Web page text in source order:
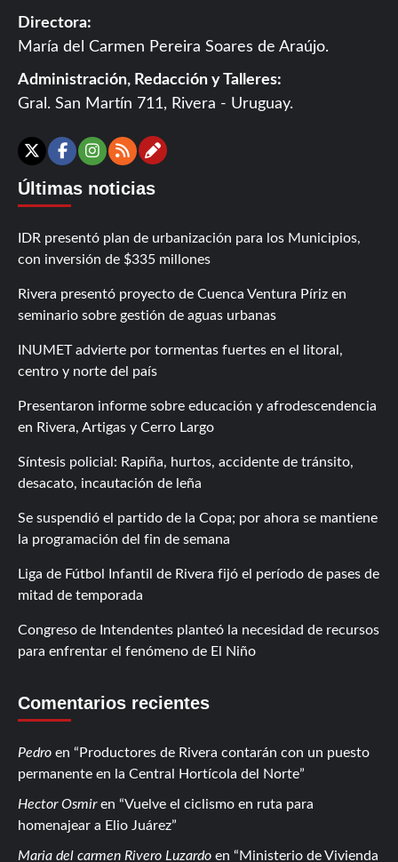
Directora:
María del Carmen Pereira Soares de Araújo.
Administración, Redacción y Talleres:
Gral. San Martín 711, Rivera - Uruguay.
X Facebook
Instagram
RSSContáctanos
Últimas noticias
IDR presentó plan de urbanización para los Municipios,
con inversión de $335 millones
Rivera presentó proyecto de Cuenca Ventura Píriz en
seminario sobre gestión de aguas urbanas
INUMET advierte por tormentas fuertes en el litoral,
centro y norte del país
Presentaron informe sobre educación y afrodescendencia
en Rivera, Artigas y Cerro Largo
Síntesis policial: Rapiña, hurtos, accidente de tránsito,
desacato, incautación de leña
Se suspendió el partido de la Copa; por ahora se mantiene
la programación del fin de semana
Liga de Fútbol Infantil de Rivera fijó el período de pases de
mitad de temporada
Congreso de Intendentes planteó la necesidad de recursos
para enfrentar el fenómeno de El Niño
Comentarios recientes
Pedro en
Productores de Rivera contarán con un puesto
permanente en la Central Hortícola del Norte
Hector Osmiren
Vuelve el ciclismo en ruta para
homenajear a Elio Juárez
Maria del carmen Rivero Luzardo en Ministerio de Vivienda